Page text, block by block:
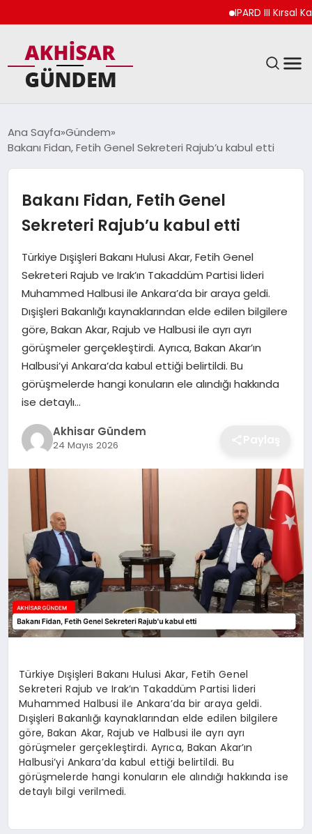
IPARD III Kırsal
EKONOMI
SPOR
TEKNOLOJI
YAŞAM
Ana Sayfa Gündem
Bakanı Fidan, Fetih Genel Sekreteri Rajub’u kabul etti
Bakanı Fidan, Fetih Genel
Sekreteri Rajub’u kabul etti
Türkiye Dışişleri Bakanı Hulusi Akar, Fetih Genel
Sekreteri Rajub ve Irak’ın Takaddüm Partisi lideri
Muhammed Halbusi ile Ankara’da bir araya geldi.
Dışişleri Bakanlığı kaynaklarından elde edilen bilgilere
göre, Bakan Akar, Rajub ve Halbusi ile ayrı ayrı
görüşmeler gerçekleştirdi. Ayrıca, Bakan Akar’ın
Halbusi’yi Ankara’da kabul ettiği belirtildi. Bu
görüşmelerde hangi konuların ele alındığı hakkında
ise detaylı…
Akhisar Gündem
24 Mayıs 2026
Türkiye Dışişleri Bakanı Hulusi Akar, Fetih Genel
Sekreteri Rajub ve Irak’ın Takaddüm Partisi lideri
Muhammed Halbusi ile Ankara’da bir araya geldi.
Dışişleri Bakanlığı kaynaklarından elde edilen bilgilere
göre, Bakan Akar, Rajub ve Halbusi ile ayrı ayrı
görüşmeler gerçekleştirdi. Ayrıca, Bakan Akar’ın
Halbusi’yi Ankara’da kabul ettiği belirtildi. Bu
görüşmelerde hangi konuların ele alındığı hakkında ise
detaylı bilgi verilmedi.